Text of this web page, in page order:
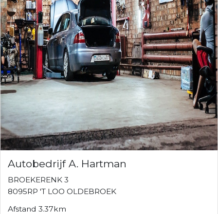
Autobedrijf A. Hartman
BROEKERENK 3
8095RP 'T LOO OLDEBROEK
Afstand 3.37km